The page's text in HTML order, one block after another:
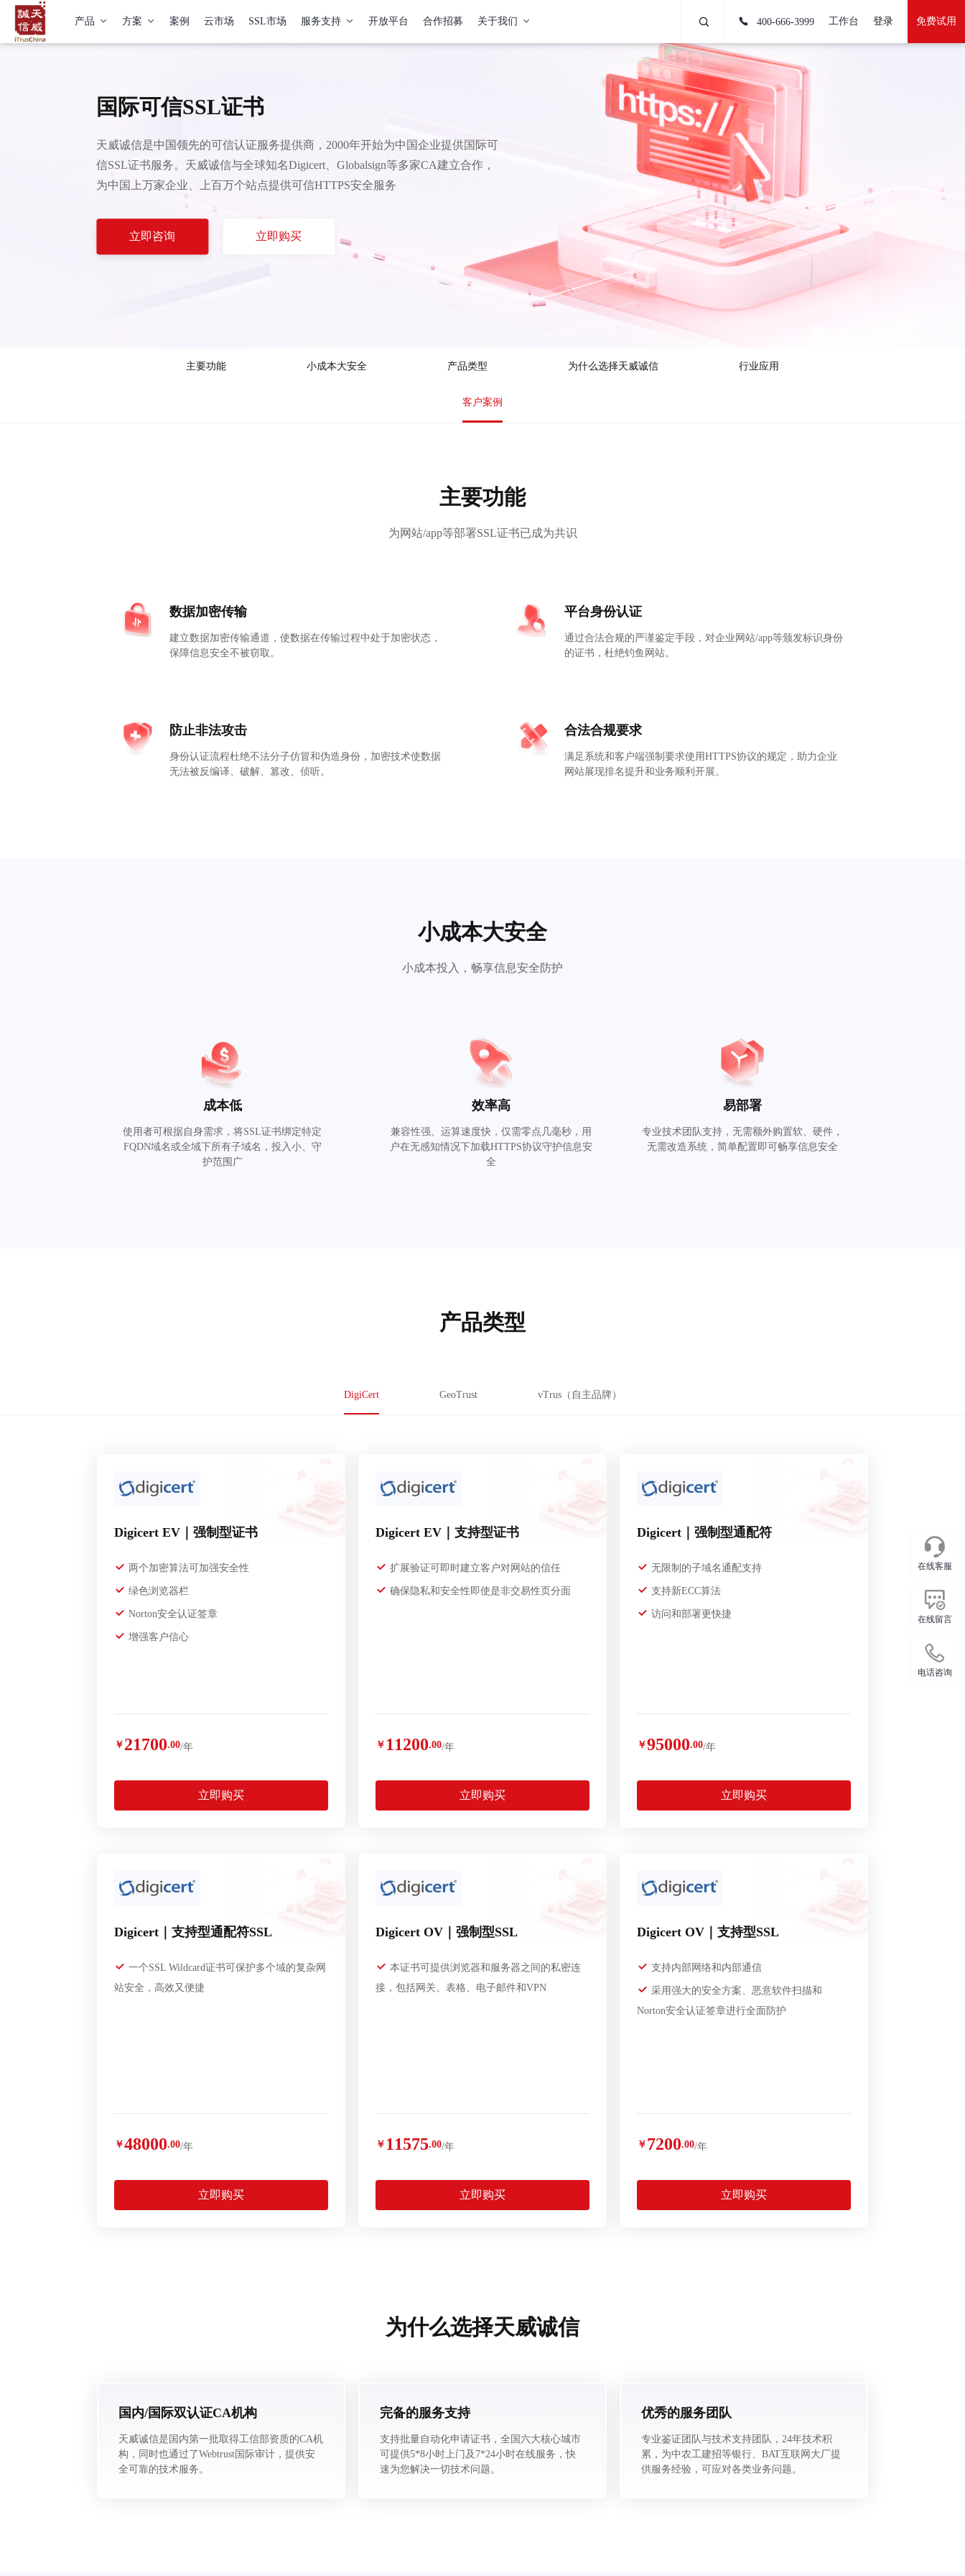
产品 方案 案例 云市场 SSL市场 服务支持 开放平台 合作招募 关于我们 400-666-3999 工作台 登录 免费试用
国际可信SSL证书
天威诚信是中国领先的可信认证服务提供商，2000年开始为中国企业提供国际可
信SSL证书服务。天威诚信与全球知名Digicert、Globalsign等多家CA建立合作，
为中国上万家企业、上百万个站点提供可信HTTPS安全服务
立即咨询 立即购买
主要功能 小成本大安全 产品类型 为什么选择天威诚信 行业应用
客户案例
主要功能
为网站/app等部署SSL证书已成为共识
数据加密传输
建立数据加密传输通道，使数据在传输过程中处于加密状态，
保障信息安全不被窃取。
平台身份认证
通过合法合规的严谨鉴定手段，对企业网站/app等颁发标识身份
的证书，杜绝钓鱼网站。
防止非法攻击
身份认证流程杜绝不法分子仿冒和伪造身份，加密技术使数据
无法被反编译、破解、篡改、侦听。
合法合规要求
满足系统和客户端强制要求使用HTTPS协议的规定，助力企业
网站展现排名提升和业务顺利开展。
小成本大安全
小成本投入，畅享信息安全防护
成本低
使用者可根据自身需求，将SSL证书绑定特定
FQDN域名或全域下所有子域名，投入小、守
护范围广
效率高
兼容性强、运算速度快，仅需零点几毫秒，用
户在无感知情况下加载HTTPS协议守护信息安
全
易部署
专业技术团队支持，无需额外购置软、硬件，
无需改造系统，简单配置即可畅享信息安全
产品类型
DigiCert GeoTrust vTrus（自主品牌）
Digicert EV｜强制型证书
两个加密算法可加强安全性
绿色浏览器栏
Norton安全认证签章
增强客户信心
￥ 21700.00/年
立即购买
Digicert EV｜支持型证书
扩展验证可即时建立客户对网站的信任
确保隐私和安全性即使是非交易性页分面
￥ 11200.00/年
立即购买
Digicert｜强制型通配符
无限制的子域名通配支持
支持新ECC算法
访问和部署更快捷
￥95000.00/年
立即购买
Digicert｜支持型通配符SSL
一个SSL Wildcard证书可保护多个域的复杂网
站安全，高效又便捷
￥48000.00/年
立即购买
Digicert OV｜强制型SSL
本证书可提供浏览器和服务器之间的私密连
接，包括网关、表格、电子邮件和VPN
￥ 11575.00/年
立即购买
Digicert OV｜支持型SSL
支持内部网络和内部通信
采用强大的安全方案、恶意软件扫描和
Norton安全认证签章进行全面防护
￥ 7200.00/年
立即购买
为什么选择天威诚信
国内/国际双认证CA机构
天威诚信是国内第一批取得工信部资质的CA机
构，同时也通过了Webtrust国际审计，提供安
全可靠的技术服务。
完备的服务支持
支持批量自动化申请证书，全国六大核心城市
可提供5*8小时上门及7*24小时在线服务，快
速为您解决一切技术问题。
优秀的服务团队
专业鉴证团队与技术支持团队，24年技术积
累，为中农工建招等银行、BAT互联网大厂提
供服务经验，可应对各类业务问题。
在线客服
在线留言
电话咨询